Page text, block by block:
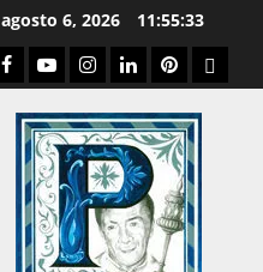
agosto 6, 2026 11:55:34
Facebook
YoutubeInstagram
LinkedPinterest